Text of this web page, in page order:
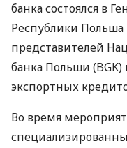
банка состоялся в
Республики Польша
представителей
банка Польши (BGK)
экспортных
Во время